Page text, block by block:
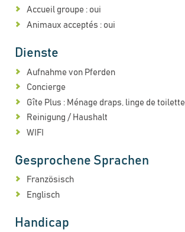
Accueil groupe : oui
Animaux acceptés : oui
Dienste
Aufnahme von Pferden
Concierge
Gîte Plus : Ménage draps, linge de toilette
Reinigung / Haushalt
WIFI
Gesprochene Sprachen
Französisch
Englisch
Handicap